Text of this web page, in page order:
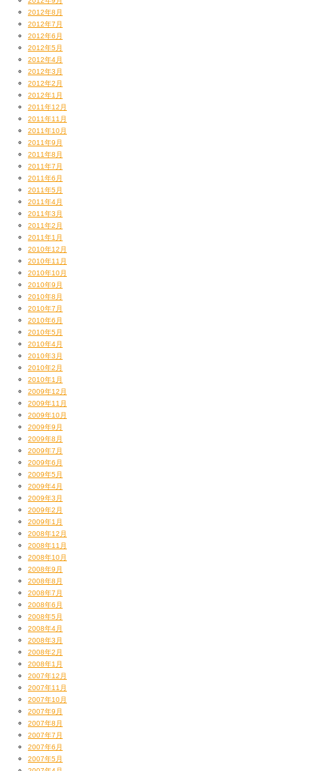
2012年8月
2012年7月
2012年6月
2012年5月
2012年4月
2012年3月
2012年2月
2012年1月
2011年12月
2011年11月
2011年10月
2011年9月
2011年8月
2011年7月
2011年6月
2011年5月
2011年4月
2011年3月
2011年2月
2011年1月
2010年12月
2010年11月
2010年10月
2010年9月
2010年8月
2010年7月
2010年6月
2010年5月
2010年4月
2010年3月
2010年2月
2010年1月
2009年12月
2009年11月
2009年10月
2009年9月
2009年8月
2009年7月
2009年6月
2009年5月
2009年4月
2009年3月
2009年2月
2009年1月
2008年12月
2008年11月
2008年10月
2008年9月
2008年8月
2008年7月
2008年6月
2008年5月
2008年4月
2008年3月
2008年2月
2008年1月
2007年12月
2007年11月
2007年10月
2007年9月
2007年8月
2007年7月
2007年6月
2007年5月